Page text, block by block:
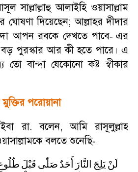
সাল্লাল্লাহু আলাইহি ওয়াসাল্লাম
ঘোষণা দিয়েছেন;আল্লাহর দীদার
আপন রবকে দেখতে পাবে- এর
পুরস্কার আর কী হতে পারে। এ
তো বান্দা যেকোনো কষ্ট স্বীকার
পরোয়ানা
রা. বলেন,আমি রাসূলুল্লাহ
বলতে শুনেছি-
لَنْيَلِجَ النَّارَ أَحَدٌ صَلّٰى قَبْلَ